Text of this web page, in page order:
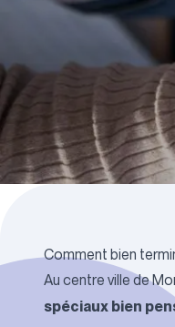
Comment bien
Au centre ville de
spéciaux bien